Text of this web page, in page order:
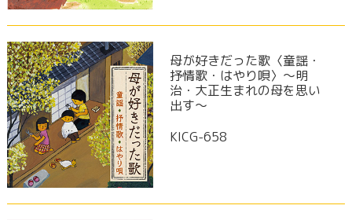
母が好きだった歌〈童謡・
抒情歌・はやり唄〉～明
治・大正生まれの母を思い
出す～
KICG-658